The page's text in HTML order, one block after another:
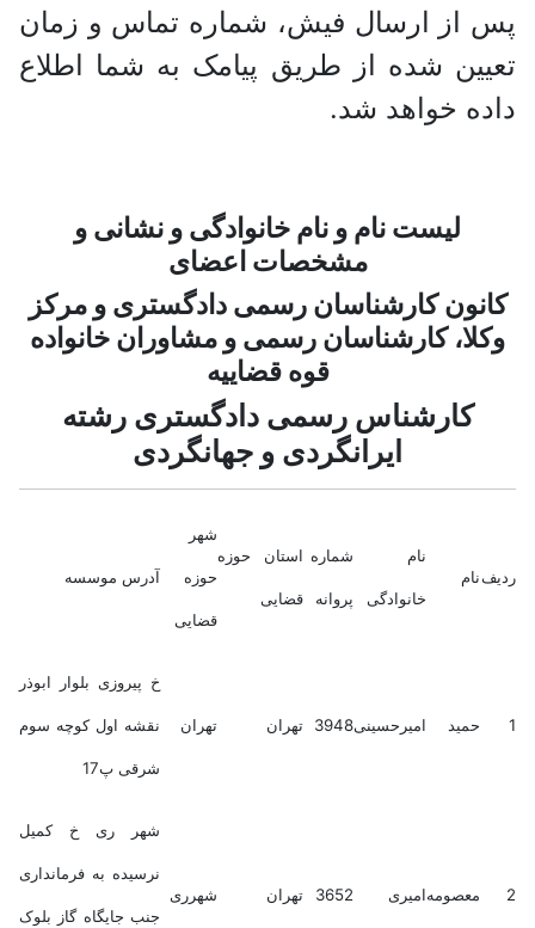
پس از ارسال فیش، شماره تماس و زمان
تعیین شده از طریق پیامک به شما اطلاع
داده خواهد شد.
لیست نام و نام خانوادگی و نشانی و
مشخصات اعضای
کانون کارشناسان رسمی دادگستری و مرکز
وکلا، کارشناسان رسمی و مشاوران خانواده
قوه قضاییه
کارشناس رسمی دادگستری رشته
ایرانگردی و جهانگردی
ردیفنام
نام
خانوادگی
شماره
پروانه
استان حوزه
قضایی
شهر
حوزه
قضایی
آدرس موسسه
1 حمید امیرحسینی3948 تهران تهران
خ پیروزی بلوار ابوذر
نقشه اول کوچه سوم
شرقی پ17
2 معصومهامیری 3652 تهران شهرری
شهر ری خ کمیل
نرسیده به فرمانداری
جنب جایگاه گاز بلوک